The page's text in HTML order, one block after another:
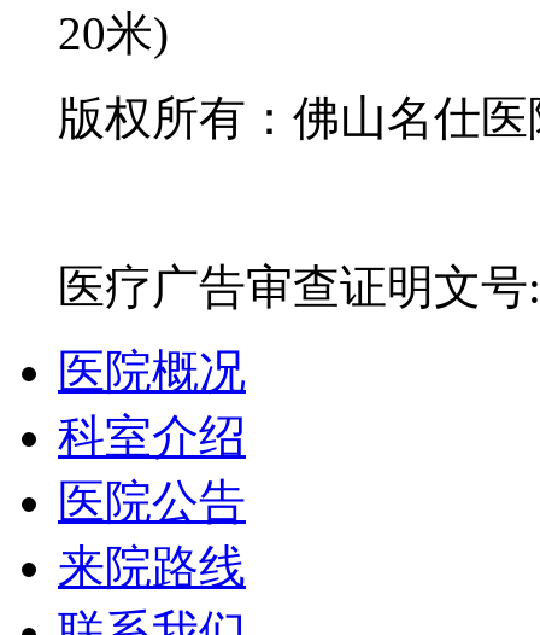
20米)
版权所有：佛山名仕
医疗广告审查证明文
医院概况
科室介绍
医院公告
来院路线